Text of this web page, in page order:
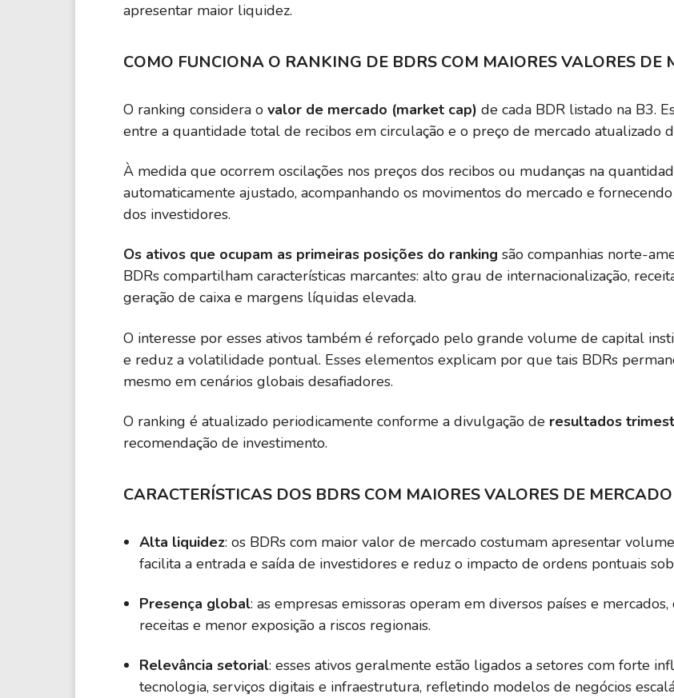
apresentar maior liquidez.
COMO FUNCIONA O RANKING DE BDRS COM MAIORES VALORES DE
O ranking considera o valor de mercado (market cap) de cada BDR listado na B3.
entre a quantidade total de recibos em circulação e o preço de mercado atualizado
À medida que ocorrem oscilações nos preços dos recibos ou mudanças na
automaticamente ajustado, acompanhando os movimentos do mercado e
dos investidores.
Os ativos que ocupam as primeiras posições do ranking são companhias norte-
BDRs compartilham características marcantes: alto grau de internacionalização,
geração de caixa e margens líquidas elevada.
O interesse por esses ativos também é reforçado pelo grande volume de capital
e reduz a volatilidade pontual. Esses elementos explicam por que tais BDRs
mesmo em cenários globais desafiadores.
O ranking é atualizado periodicamente conforme a divulgação de resultados
recomendação de investimento.
CARACTERÍSTICAS DOS BDRS COM MAIORES VALORES DE MERCADO
Alta liquidez: os BDRs com maior valor de mercado costumam apresentar
facilita a entrada e saída de investidores e reduz o impacto de ordens pontuais
Presença global: as empresas emissoras operam em diversos países e
receitas e menor exposição a riscos regionais.
Relevância setorial: esses ativos geralmente estão ligados a setores com forte
tecnologia, serviços digitais e infraestrutura, refletindo modelos de negócios